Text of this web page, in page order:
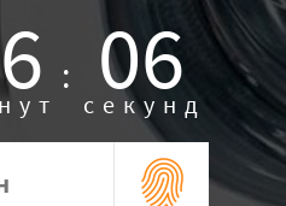
: 05
секунд